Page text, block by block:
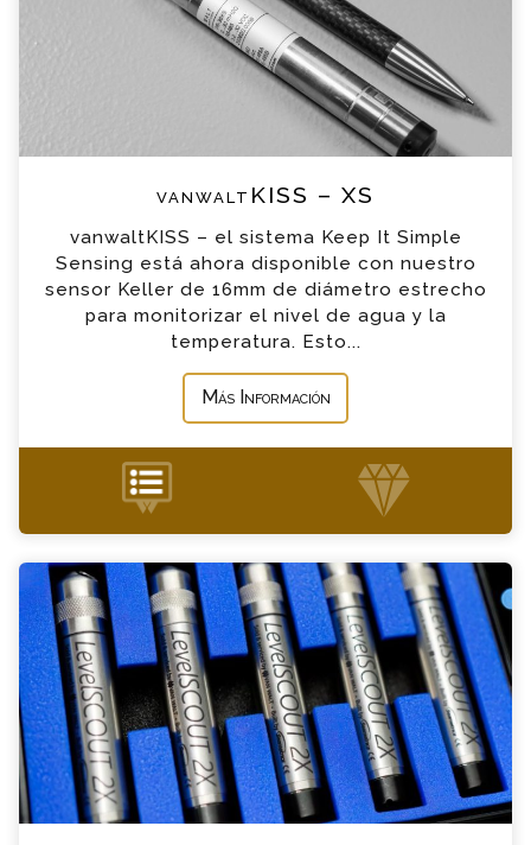
vanwaltKISS – XS
vanwaltKISS – el sistema Keep It Simple
Sensing está ahora disponible con nuestro
sensor Keller de 16mm de diámetro estrecho
para monitorizar el nivel de agua y la
temperatura. Esto...
Más Información
Email
*
Empresa
*
Mensaje
*
LevelSCOUT 2X Consulta
Por favor completa el formulario, un miembro
de nuestro equipo contactara contigo en
breve
Nombre
*
Email
*